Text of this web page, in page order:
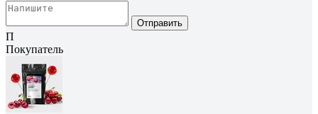
Отправить
П
Покупатель